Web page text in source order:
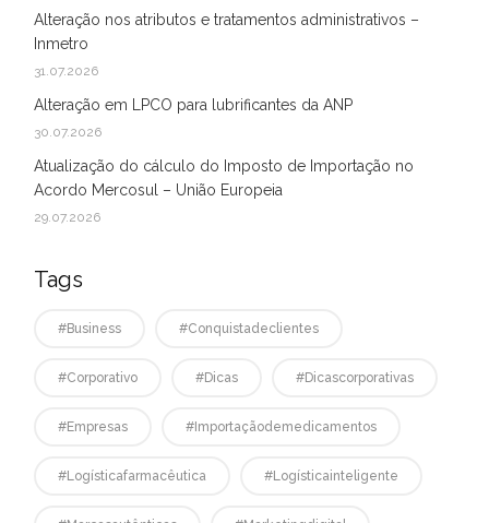
Alteração nos atributos e tratamentos administrativos –
Inmetro
31.07.2026
Alteração em LPCO para lubrificantes da ANP
30.07.2026
Atualização do cálculo do Imposto de Importação no
Acordo Mercosul – União Europeia
29.07.2026
Tags
#business #conquistadeclientes
#corporativo #dicas #dicascorporativas
#empresas #Importaçãodemedicamentos
#logísticafarmacêutica #logísticainteligente